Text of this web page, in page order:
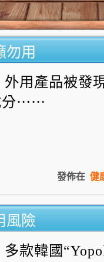
勿用
外用產品被發
分⋯⋯
發佈在 健
風險
多款韓國